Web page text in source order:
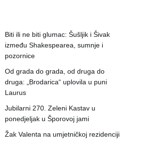
Biti ili ne biti glumac: Šušljik i Šivak
između Shakespearea, sumnje i
pozornice
Od grada do grada, od druga do
druga: „Brodarica“ uplovila u puni
Laurus
Jubilarni 270. Zeleni Kastav u
ponedjeljak u Šporovoj jami
Žak Valenta na umjetničkoj rezidenciji